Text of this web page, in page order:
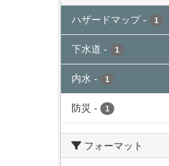
ハザードマップ - 1
下水道 - 1
内水 - 1
防災 - 1
フォーマット